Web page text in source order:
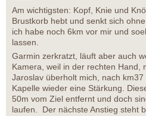
Am wichtigsten: Kopf, Knie und
Brustkorb hebt und senkt sich
ich habe noch 6km vor mir und
lassen.
Garmin zerkratzt, läuft aber auch
Kamera, weil in der rechten Hand,
Jaroslav überholt mich, nach
Kapelle wieder eine Stärkung.
50m vom Ziel entfernt und doch
laufen. Der nächste Anstieg steht